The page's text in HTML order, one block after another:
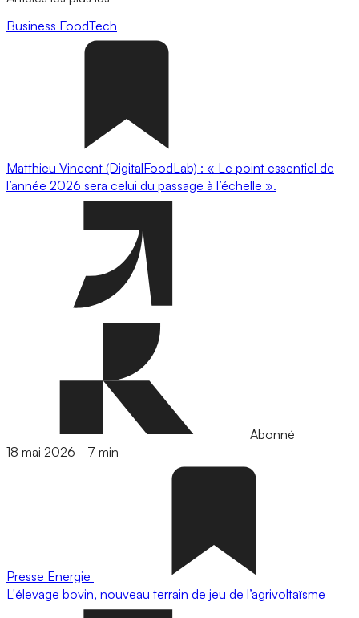
Business FoodTech
Matthieu Vincent (DigitalFoodLab) : « Le point essentiel de
l’année 2026 sera celui du passage à l’échelle ».
Abonné
18 mai 2026 - 7 min
Presse Energie
L'élevage bovin, nouveau terrain de jeu de l’agrivoltaïsme